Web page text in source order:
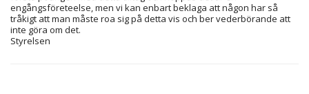
engångsföreteelse, men vi kan enbart beklaga att någon har så
tråkigt att man måste roa sig på detta vis och ber vederbörande att
inte göra om det.
Styrelsen